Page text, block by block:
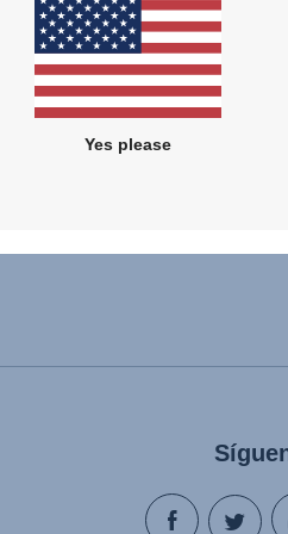
Productos
Yes please